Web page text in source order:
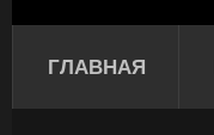
ГЛАВНАЯ